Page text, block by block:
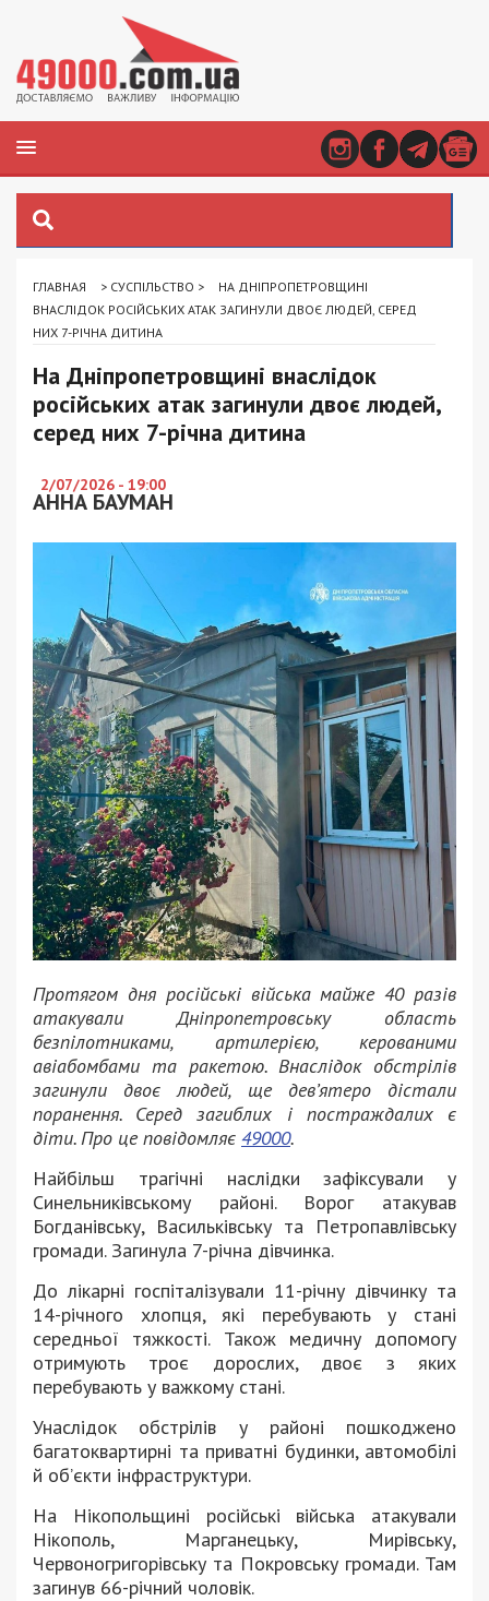
ГЛАВНАЯ > СУСПІЛЬСТВО >
НА ДНІПРОПЕТРОВЩИНІ
ВНАСЛІДОК РОСІЙСЬКИХ АТАК ЗАГИНУЛИ ДВОЄ ЛЮДЕЙ, СЕРЕД
НИХ 7-РІЧНА ДИТИНА
На Дніпропетровщині внаслідок
російських атак загинули двоє людей,
серед них 7-річна дитина
2/07/2026 - 19:00
АННА БАУМАН
Протягом дня російські війська майже 40 разів
атакували Дніпропетровську область
безпілотниками, артилерією, керованими
авіабомбами та ракетою. Внаслідок обстрілів
загинули двоє людей, ще дев’ятеро дістали
поранення. Серед загиблих і постраждалих є
діти. Про це повідомляє 49000.
Найбільш трагічні наслідки зафіксували у
Синельниківському районі. Ворог атакував
Богданівську, Васильківську та Петропавлівську
громади. Загинула 7-річна дівчинка.
До лікарні госпіталізували 11-річну дівчинку та
14-річного хлопця, які перебувають у стані
середньої тяжкості. Також медичну допомогу
отримують троє дорослих, двоє з яких
перебувають у важкому стані.
Унаслідок обстрілів у районі пошкоджено
багатоквартирні та приватні будинки, автомобілі
й об’єкти інфраструктури.
На Нікопольщині російські війська атакували
Нікополь, Марганецьку, Мирівську,
Червоногригорівську та Покровську громади. Там
загинув 66-річний чоловік.